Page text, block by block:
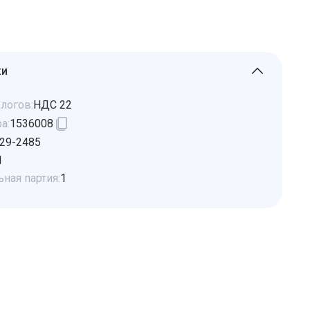
НДС 22
1536008
2485
партия:1